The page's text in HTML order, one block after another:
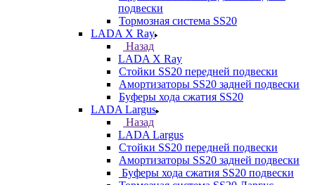
подвески
Тормозная система SS20
LADA X Ray
Назад
LADA X Ray
Стойки SS20 передней подвески
Амортизаторы SS20 задней подвески
Буферы хода сжатия SS20
LADA Largus
Назад
LADA Largus
Стойки SS20 передней подвески
Амортизаторы SS20 задней подвески
Буферы хода сжатия SS20 подвески